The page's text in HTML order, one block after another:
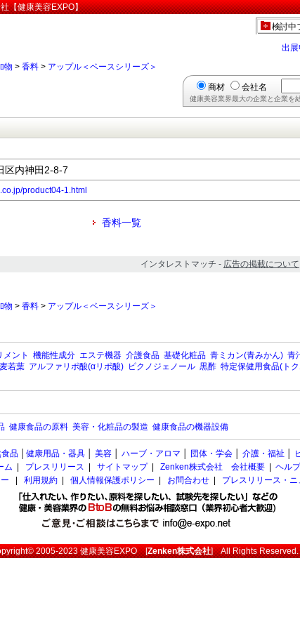
【健康美容EXPO】
検討中
出
物 > 香料 > アップル＜ベースシリーズ＞
商材 会社名
健康美容業界最大の企業と企業を
内神田2-8-7
product04-1.html
香料一覧
インタレストマッチ - 広告の掲載について
物 > 香料 > アップル＜ベースシリーズ＞
メント 機能性成分 エステ機器 介護食品 基礎化粧品 青ミカン(青みかん) 青
若葉 アルファリポ酸(αリポ酸) ピクノジェノール 黒酢 特定保健用食品(ト
健康食品の原料 美容・化粧品の製造 健康食品の機器設備
食品 健康用品・器具 美容 ハーブ・アロマ 団体・学会 介護・福祉
ム
プレスリリース サイトマップ| Zenken株式会社 会社概要
ヘルプ
利用規約 個人情報保護ポリシー お問合わせ プレスリリース・
2005-2023健康美容EXPO[Zenken株式会社] All Rights Reserved.